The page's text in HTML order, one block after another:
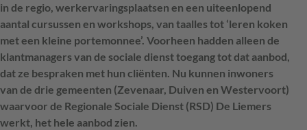
in de regio, werkervaringsplaatsen en een uiteenlopend
aantal cursussen en workshops, van taalles tot ‘leren koken
met een kleine portemonnee’. Voorheen hadden alleen de
klantmanagers van de sociale dienst toegang tot dat aanbod,
dat ze bespraken met hun cliënten. Nu kunnen inwoners
van de drie gemeenten (Zevenaar, Duiven en Westervoort)
waarvoor de Regionale Sociale Dienst (RSD) De Liemers
werkt, het hele aanbod zien.